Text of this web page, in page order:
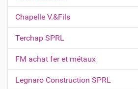
i
n
Chapelle V.&Fils
Terchap SPRL
FM achat fer et métaux
Legnaro Construction SPRL